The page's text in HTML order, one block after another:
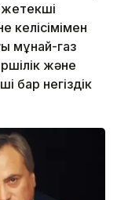
келісімімен
мұнай-газ
және
бар негіздік